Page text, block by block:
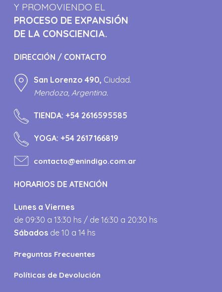
Y PROMOVIENDO EL
PROCESO DE EXPANSIÓN
DE LA CONSCIENCIA.
DIRECCIÓN / CONTACTO
San Lorenzo 490, Ciudad.
Mendoza, Argentina.
TIENDA:+54 2616595585
YOGA:+54 2617166819
contacto@enindigo.com.ar
HORARIOS DE ATENCIÓN
Lunes a Viernes
de 09:30 a 13:30 hs / de 16:30 a 20:30 hs
Sábados de 10 a 14 hs
Preguntas Frecuentes
Políticas de Devolución